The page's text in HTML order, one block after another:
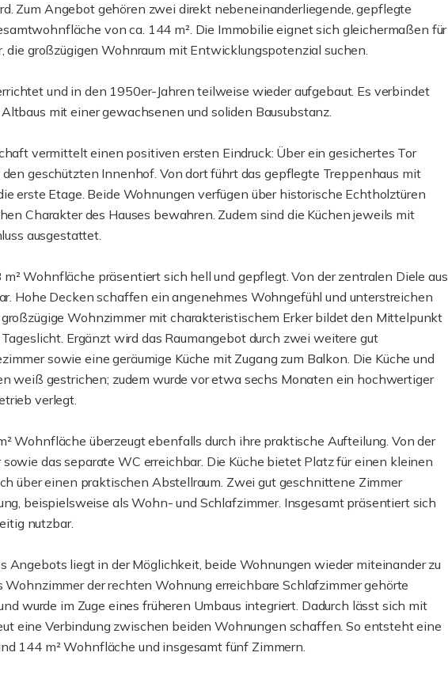
Zum Angebot gehören zwei direkt nebeneinanderliegende, gepflegte
von ca. 144 m². Die Immobilie eignet sich gleichermaßen für
die großzügigen Wohnraum mit Entwicklungspotenzial suchen.
und in den 1950er-Jahren teilweise wieder aufgebaut. Es verbindet
mit einer gewachsenen und soliden Bausubstanz.
vermittelt einen positiven ersten Eindruck: Über ein gesichertes Tor
geschützten Innenhof. Von dort führt das gepflegte Treppenhaus mit
erste Etage. Beide Wohnungen verfügen über historische Echtholztüren
Charakter des Hauses bewahren. Zudem sind die Küchen jeweils mit
ausgestattet.
Wohnfläche präsentiert sich hell und gepflegt. Von der zentralen Diele aus
Hohe Decken schaffen ein angenehmes Wohngefühl und unterstreichen
Wohnzimmer mit charakteristischem Erker bildet den Mittelpunkt
Ergänzt wird das Raumangebot durch zwei weitere gut
sowie eine geräumige Küche mit Zugang zum Balkon. Die Küche und
weiß gestrichen; zudem wurde vor etwa sechs Monaten ein hochwertiger
verlegt.
Wohnfläche überzeugt ebenfalls durch ihre praktische Aufteilung. Von der
sowie das separate WC erreichbar. Die Küche bietet Platz für einen kleinen
über einen praktischen Abstellraum. Zwei gut geschnittene Zimmer
beispielsweise als Wohn- und Schlafzimmer. Insgesamt präsentiert sich
nutzbar.
Angebots liegt in der Möglichkeit, beide Wohnungen wieder miteinander zu
Wohnzimmer der rechten Wohnung erreichbare Schlafzimmer gehörte
wurde im Zuge eines früheren Umbaus integriert. Dadurch lässt sich mit
eine Verbindung zwischen beiden Wohnungen schaffen. So entsteht eine
144 m² Wohnfläche und insgesamt fünf Zimmern.